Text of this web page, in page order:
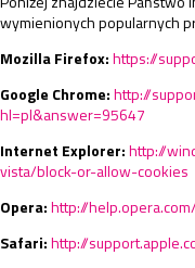
wymienionych popularnych
Mozilla Firefox:https://
Google Chrome:http://
hl=pl&answer=95647
Internet Explorer:http://
vista/block-or-allow-cookies
Opera:http://
Safari:http://